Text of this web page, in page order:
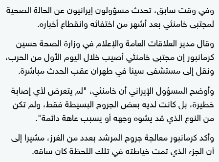
وفي وقت سابق، تحدث مسؤولون إيرانيون عن الحالة الصحية
لمجتبى خامنئي بعد أشهر من اختفائه وانقطاع أخباره.
وقال مدير العلاقات العامة والإعلام في وزارة الصحة حسين
كرمانبور إن مجتبى خامنئي أصيب خلال اليوم الأول من الحرب،
ونقل إلى مستشفى سينا في طهران عقب الحدث مباشرة.
وأوضح المسؤول الإيراني أن خامنئي، "لم يتعرض لأي إصابة
خطيرة، بل كانت لديه بعض الجروح البسيطة فقط، ولم تكن
من النوع الذي قد يشوه وجهه أو يسبب عاهة دائمة".
وأكد كرمانبور معالجة جروح المرشد بعدد من الغرز، مشيرا إلى
أن الجزء الذي تمت خياطته في تلك اللحظة كان ساقه.